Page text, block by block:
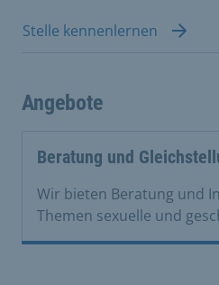
Stelle kennenlernen
Angebote
Beratung und
Wir bieten Beratung und
Themen sexuelle und